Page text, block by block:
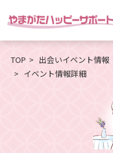
TOP 出会いイベント情報
イベント情報詳細